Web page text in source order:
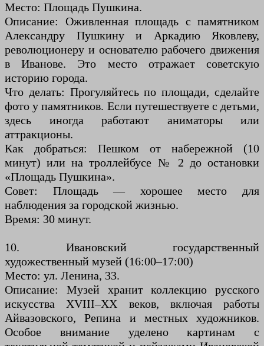
Место: Площадь Пушкина.
Описание: Оживленная площадь с памятником
Александру Пушкину и Аркадию Яковлеву,
революционеру и основателю рабочего движения
в Иванове. Это место отражает советскую
историю города.
Что делать: Прогуляйтесь по площади, сделайте
фото у памятников. Если путешествуете с детьми,
здесь иногда работают аниматоры или
аттракционы.
Как добраться: Пешком от набережной (10
минут) или на троллейбусе № 2 до остановки
«Площадь Пушкина».
Совет: Площадь — хорошее место для
наблюдения за городской жизнью.
Время: 30 минут.
10. Ивановский государственный
художественный музей (16:00–17:00)
Место: ул. Ленина, 33.
Описание: Музей хранит коллекцию русского
искусства XVIII–XX веков, включая работы
Айвазовского, Репина и местных художников.
Особое внимание уделено картинам с